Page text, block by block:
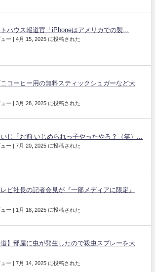
ハウス報道官「iPhoneはアメリカでの製...
ー | 4月 15, 2025 に投稿された
ニコーヒー用の無料スティックシュガーなど大
ー | 3月 28, 2025 に投稿された
じ「お前 いじめられっ子やったやろ？（笑）...
ー | 7月 20, 2025 に投稿された
ビ社長の記者会見が『一部メディアに限定』
ー | 1月 18, 2025 に投稿された
道】部屋に虫が発生したので殺虫スプレーを大
ー | 7月 14, 2025 に投稿された